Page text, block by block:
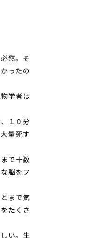
然。そ
ったの
学者は
１０分
量死す
で十数
脳をフ
まで気
たくさ
い。生